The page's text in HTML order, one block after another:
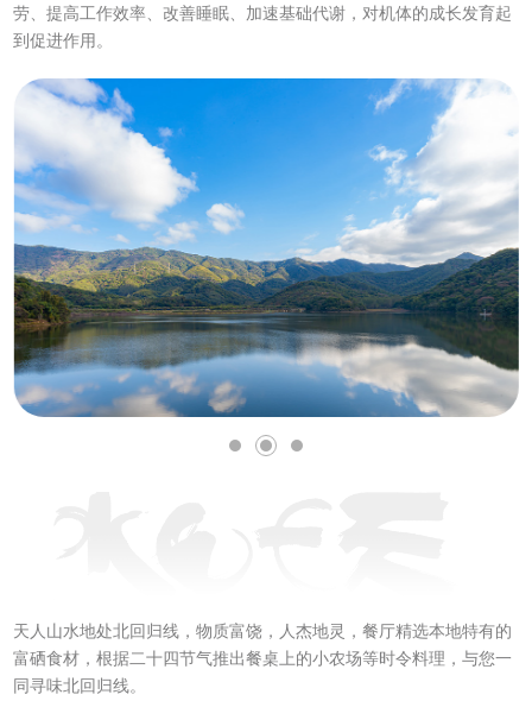
劳、提高工作效率、改善睡眠、加速基础代谢，对机体的成长发育起
到促进作用。
天人山水地处北回归线，物质富饶，人杰地灵，餐厅精选本地特有的
富硒食材，根据二十四节气推出餐桌上的小农场等时令料理，与您一
同寻味北回归线。